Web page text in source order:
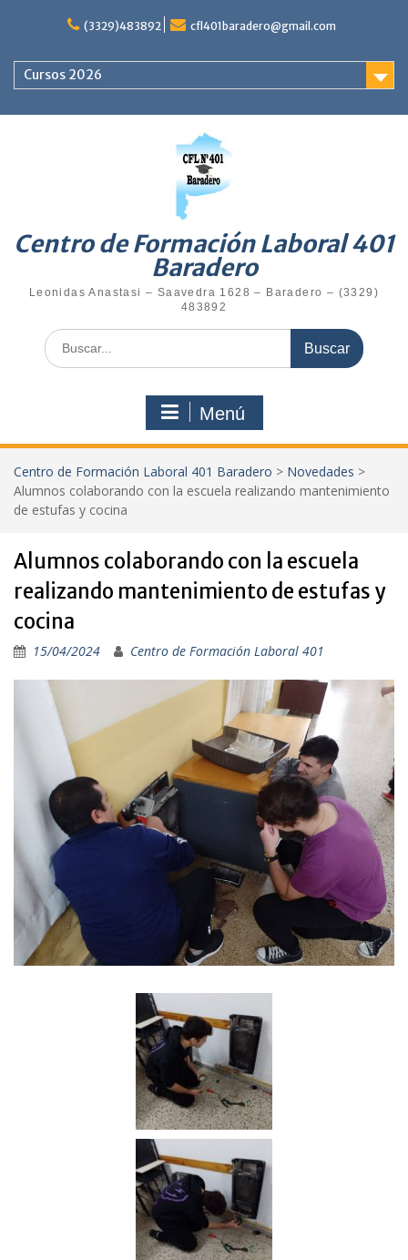
(3329)483892 cfl401baradero@gmail.com
Cursos 2026
Centro de Formación Laboral 401
Baradero
Leonidas Anastasi – Saavedra 1628 – Baradero – (3329)
483892
Menú
Centro de Formación Laboral 401 Baradero > Novedades >
Alumnos colaborando con la escuela realizando mantenimiento
de estufas y cocina
Alumnos colaborando con la escuela
realizando mantenimiento de estufas y
cocina
15/04/2024 Centro de Formación Laboral 401